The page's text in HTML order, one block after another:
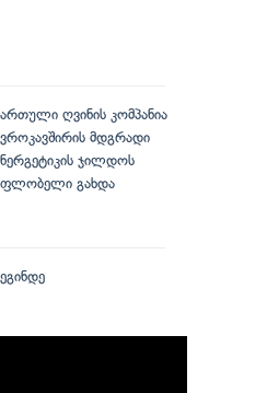
ღვინის კომპანია
მდგრადი
ჯილდოს
გახდა